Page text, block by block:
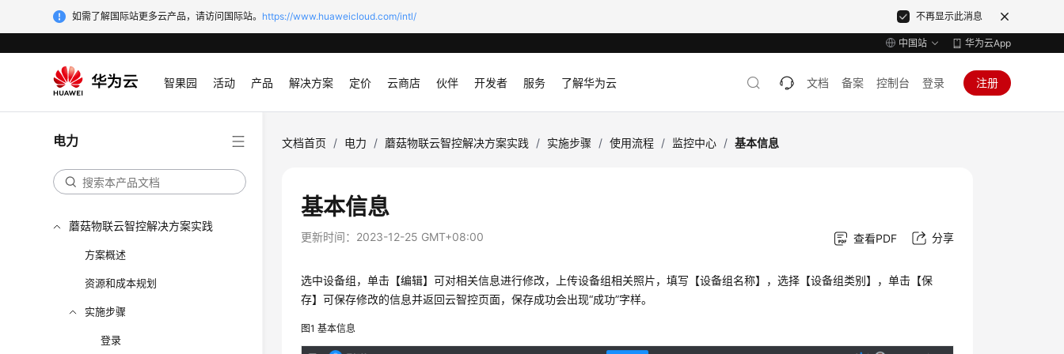
如需了解国际站更多云产品，请访问国际站。 https://www.huaweicloud.com/intl/ 不再显示此消息
中国站 华为云App
智果园 活动 产品 解决方案 定价 云商店 伙伴 开发者 服务 了解华为云 文档 备案 控制台 登录 注册
电力
蘑菇物联云智控解决方案实践
方案概述
资源和成本规划
实施步骤
登录
文档首页 / 电力 / 蘑菇物联云智控解决方案实践 / 实施步骤 / 使用流程 / 监控中心 / 基本信息
基本信息
更新时间： 2023-12-25 GMT+08:00 查看PDF 分享
选中设备组，单击【编辑】可对相关信息进行修改，上传设备组相关照片，填写【设备组名称】，选择【设备组类别】，单击【保
存】可保存修改的信息并返回云智控页面，保存成功会出现“成功”字样。
图1基本信息